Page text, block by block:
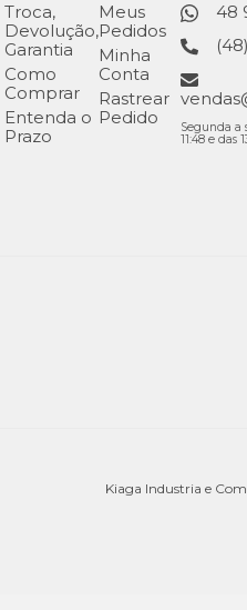
Troca,
Devolução,
Garantia
Como
Comprar
Entenda o
Prazo
Meus
Pedidos
Minha
Conta
Rastrear
Pedido
48
Segunda a
11:48 e das
Kiaga Industria e